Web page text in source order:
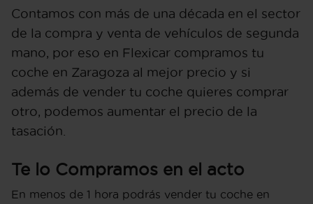
Contamos con más de una década en el sector
de la compra y venta de vehículos de segunda
mano, por eso en Flexicar compramos tu
coche en Zaragoza al mejor precio y si
además de vender tu coche quieres comprar
otro, podemos aumentar el precio de la
tasación.
Te lo Compramos en el acto
En menos de 1 hora podrás vender tu coche en